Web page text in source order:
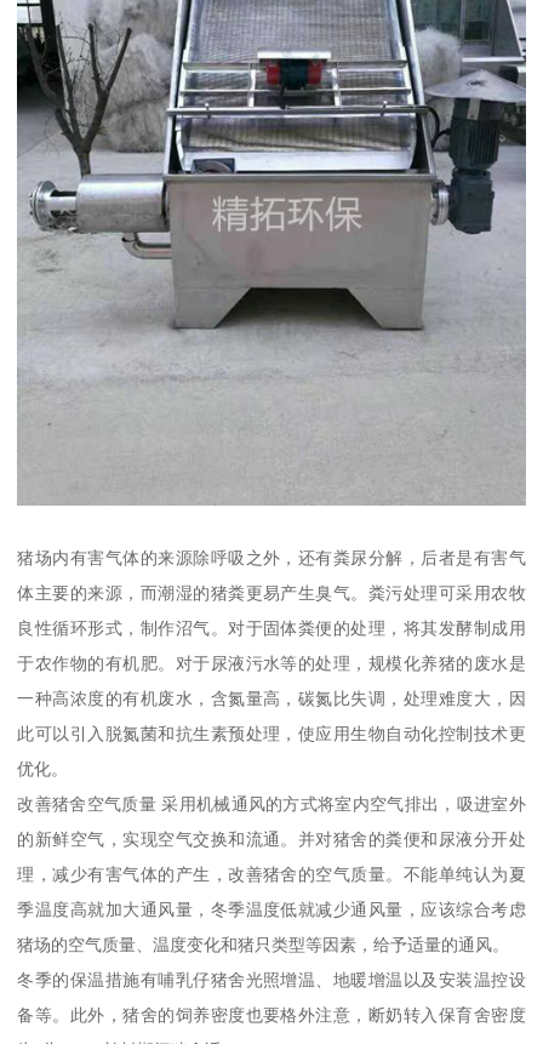
猪场内有害气体的来源除呼吸之外，还有粪尿分解，后者是有害气
体主要的来源，而潮湿的猪粪更易产生臭气。粪污处理可采用农牧
良性循环形式，制作沼气。对于固体粪便的处理，将其发酵制成用
于农作物的有机肥。对于尿液污水等的处理，规模化养猪的废水是
一种高浓度的有机废水，含氮量高，碳氮比失调，处理难度大，因
此可以引入脱氮菌和抗生素预处理，使应用生物自动化控制技术更
优化。
改善猪舍空气质量 采用机械通风的方式将室内空气排出，吸进室外
的新鲜空气，实现空气交换和流通。并对猪舍的粪便和尿液分开处
理，减少有害气体的产生，改善猪舍的空气质量。不能单纯认为夏
季温度高就加大通风量，冬季温度低就减少通风量，应该综合考虑
猪场的空气质量、温度变化和猪只类型等因素，给予适量的通风。
冬季的保温措施有哺乳仔猪舍光照增温、地暖增温以及安装温控设
备等。此外，猪舍的饲养密度也要格外注意，断奶转入保育舍密度